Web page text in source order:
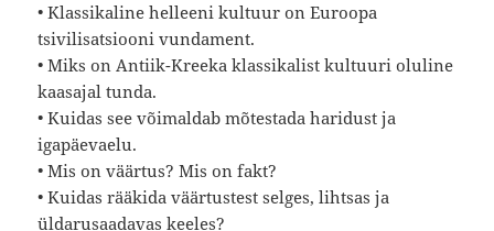
• Klassikaline helleeni kultuur on Euroopa
tsivilisatsiooni vundament.
• Miks on Antiik-Kreeka klassikalist kultuuri oluline
kaasajal tunda.
• Kuidas see võimaldab mõtestada haridust ja
igapäevaelu.
• Mis on väärtus? Mis on fakt?
• Kuidas rääkida väärtustest selges, lihtsas ja
üldarusaadavas keeles?